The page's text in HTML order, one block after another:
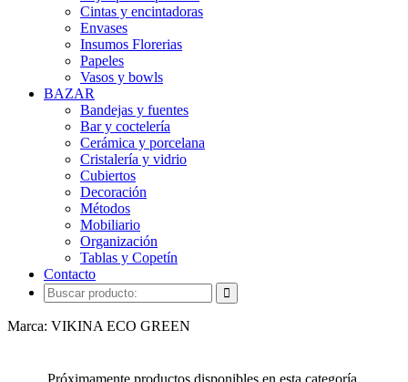
Cintas y encintadoras
Envases
Insumos Florerias
Papeles
Vasos y bowls
BAZAR
Bandejas y fuentes
Bar y coctelería
Cerámica y porcelana
Cristalería y vidrio
Cubiertos
Decoración
Métodos
Mobiliario
Organización
Tablas y Copetín
Contacto
Marca: VIKINA ECO GREEN
Próximamente productos disponibles en esta categoría.